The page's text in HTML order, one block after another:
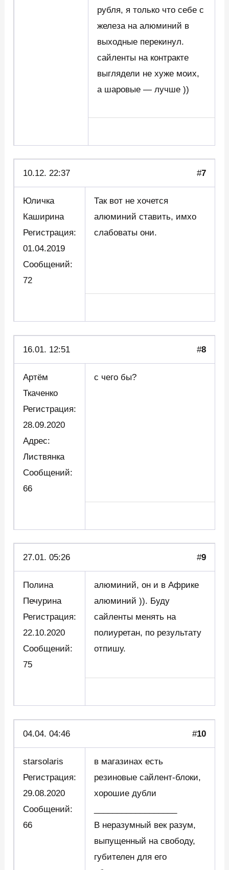
рубля, я только что себе с
железа на алюминий в
выходные перекинул.
сайленты на контракте
выглядели не хуже моих,
а шаровые — лучше ))
10.12. 22:37 #7
Юличка
Каширина
Регистрация:
01.04.2019
Сообщений:
72
Так вот не хочется
алюминий ставить, имхо
слабоваты они.
16.01. 12:51 #8
Артём
Ткаченко
Регистрация:
28.09.2020
Адрес:
Листвянка
Сообщений:
66
с чего бы?
27.01. 05:26 #9
Полина
Печурина
Регистрация:
22.10.2020
Сообщений:
75
алюминий, он и в Африке
алюминий )). Буду
сайленты менять на
полиуретан, по результату
отпишу.
04.04. 04:46 #10
starsolaris
Регистрация:
29.08.2020
Сообщений:
66
в магазинах есть
резиновые сайлент-блоки,
хорошие дубли
В неразумный век разум,
выпущенный на свободу,
губителен для его